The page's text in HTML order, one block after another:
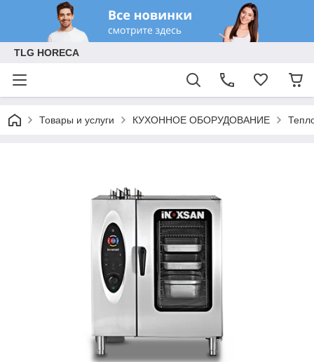
TLG HORECA
Товары и услуги КУХОННОЕ ОБОРУДОВАНИЕ